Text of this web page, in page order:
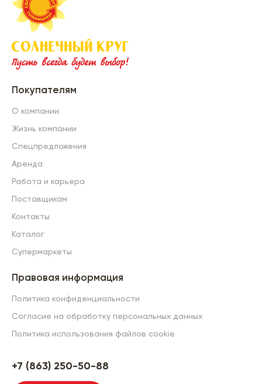
Покупателям
О компании
Жизнь компании
Спецпредложения
Аренда
Работа и карьера
Поставщикам
Контакты
Каталог
Супермаркеты
Правовая информация
Политика конфиденциальности
Согласие на обработку персональных данных
Политика использования файлов cookie
+7 (863) 250-50-88